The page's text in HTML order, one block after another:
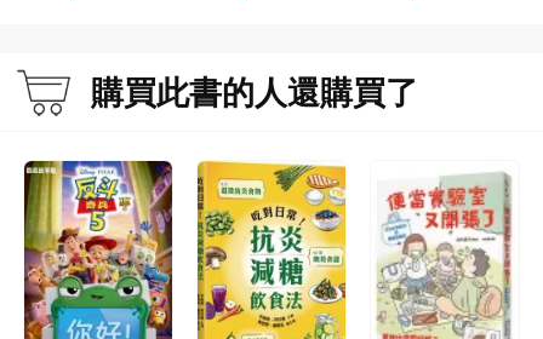
購買此書的人還購買了